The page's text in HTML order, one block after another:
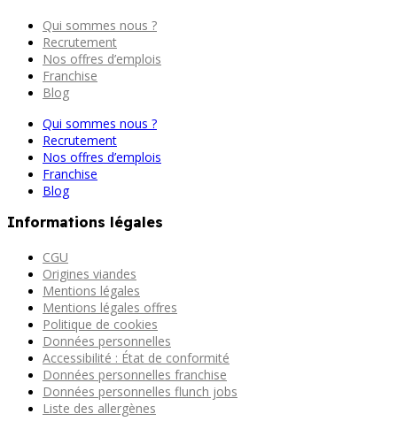
Qui sommes nous ?
Recrutement
Nos offres d’emplois
Franchise
Blog
Qui sommes nous ?
Recrutement
Nos offres d’emplois
Franchise
Blog
Informations légales
CGU
Origines viandes
Mentions légales
Mentions légales offres
Politique de cookies
Données personnelles
Accessibilité : État de conformité
Données personnelles franchise
Données personnelles flunch jobs
Liste des allergènes